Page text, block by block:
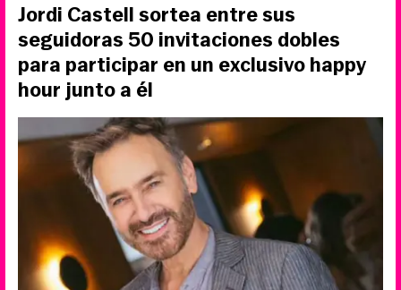
Jordi Castell sortea entre sus
seguidoras 50 invitaciones dobles
para participar en un exclusivo happy
hour junto a él